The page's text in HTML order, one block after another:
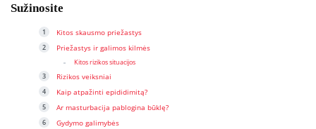
Sužinosite
Kitos skausmo priežastys
Priežastys ir galimos kilmės
Kitos rizikos situacijos
Rizikos veiksniai
Kaip atpažinti epididimitą?
Ar masturbacija pablogina būklę?
Gydymo galimybės